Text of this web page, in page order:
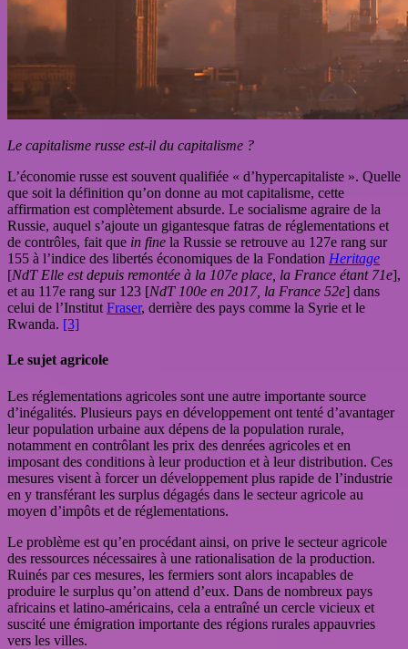
Le capitalisme russe est-il du capitalisme ?
L’économie russe est souvent qualifiée « d’hypercapitaliste ». Quelle
que soit la définition qu’on donne au mot capitalisme, cette
affirmation est complètement absurde. Le socialisme agraire de la
Russie, auquel s’ajoute un gigantesque fatras de réglementations et
de contrôles, fait que in fine la Russie se retrouve au 127e rang sur
155 à l’indice des libertés économiques de la Fondation Heritage
[NdT Elle est depuis remontée à la 107e place, la France étant 71e],
et au 117e rang sur 123 [NdT 100e en 2017, la France 52e] dans
celui de l’Institut Fraser, derrière des pays comme la Syrie et le
Rwanda. [3]
Le sujet agricole
Les réglementations agricoles sont une autre importante source
d’inégalités. Plusieurs pays en développement ont tenté d’avantager
leur population urbaine aux dépens de la population rurale,
notamment en contrôlant les prix des denrées agricoles et en
imposant des conditions à leur production et à leur distribution. Ces
mesures visent à forcer un développement plus rapide de l’industrie
en y transférant les surplus dégagés dans le secteur agricole au
moyen d’impôts et de réglementations.
Le problème est qu’en procédant ainsi, on prive le secteur agricole
des ressources nécessaires à une rationalisation de la production.
Ruinés par ces mesures, les fermiers sont alors incapables de
produire le surplus qu’on attend d’eux. Dans de nombreux pays
africains et latino-américains, cela a entraîné un cercle vicieux et
suscité une émigration importante des régions rurales appauvries
vers les villes.